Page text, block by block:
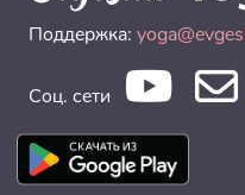
Поддержка:
Соц. сети